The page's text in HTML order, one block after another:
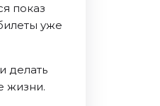
показ
уже
делать
жизни.